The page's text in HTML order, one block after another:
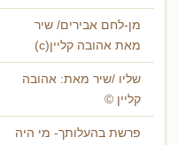
מן-לחם אבירים/ שיר
מאת אהובה קליין(c)
שליו /שיר מאת: אהובה
קליין ©
פרשת בהעלותך- מי היה